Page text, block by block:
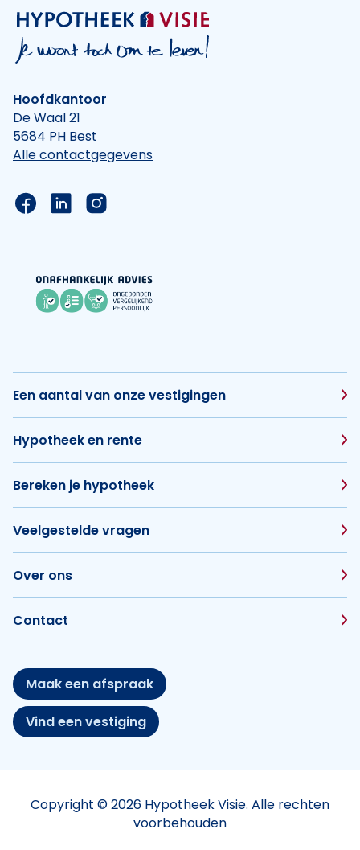
Hoofdkantoor
De Waal 21
5684 PH Best
Alle contactgegevens
Link naar de Facebook pagina van Hypotheek
Link naar de LinkedIn pagina van
Link naar de Instagram pagina van
Een aantal van onze vestigingen
Hypotheek en rente
Bereken je hypotheek
Veelgestelde vragen
Over ons
Contact
Maak een afspraak
Vind een vestiging
Copyright © 2026 Hypotheek Visie. Alle rechten
voorbehouden